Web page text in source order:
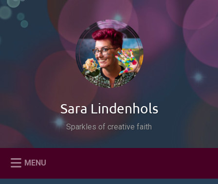
Naar
inhoud
Zoeken
Sara Lindenhols
Sparkles of creative faith
MENU